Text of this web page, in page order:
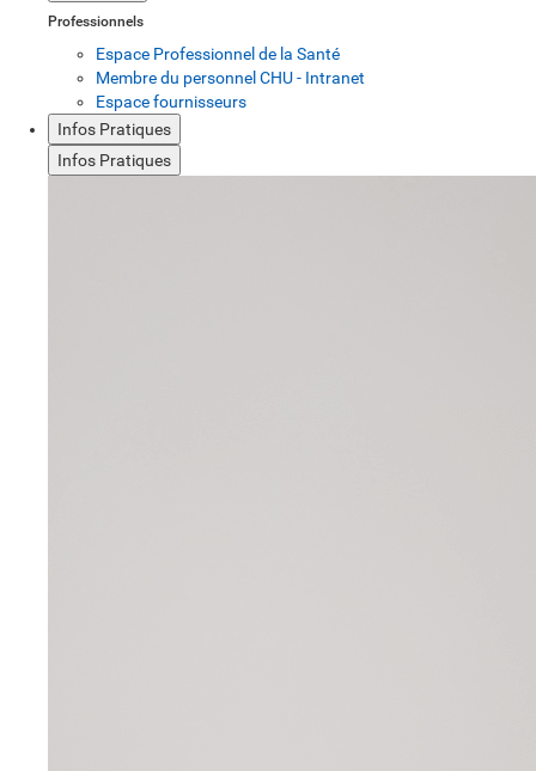
Professionnels
Espace Professionnel de la Santé
Membre du personnel CHU - Intranet
Espace fournisseurs
Infos Pratiques
Infos Pratiques